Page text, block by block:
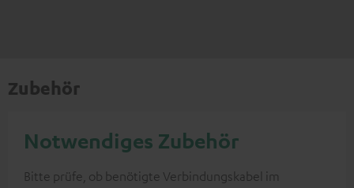
Zubehör
Notwendiges Zubehör
Bitte prüfe, ob benötigte Verbindungskabel im